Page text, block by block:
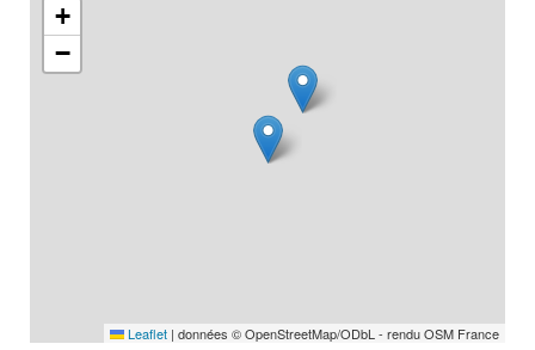
+
−
Leaflet | données © OpenStreetMap/ODbL - rendu OSM France